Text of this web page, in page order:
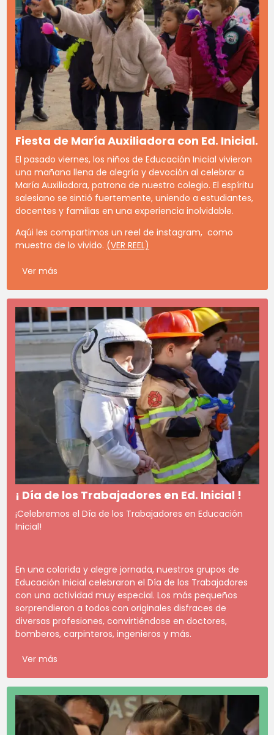
Fiesta de María Auxiliadora con Ed. Inicial.
El pasado viernes, los niños de Educación Inicial vivieron
una mañana llena de alegría y devoción al celebrar a
María Auxiliadora, patrona de nuestro colegio. El espíritu
salesiano se sintió fuertemente, uniendo a estudiantes,
docentes y familias en una experiencia inolvidable.
Aqúi les compartimos un reel de instagram, como
muestra de lo vivido. (VER REEL)
Ver más
¡ Día de los Trabajadores en Ed. Inicial !
¡Celebremos el Día de los Trabajadores en Educación
Inicial!
En una colorida y alegre jornada, nuestros grupos de
Educación Inicial celebraron el Día de los Trabajadores
con una actividad muy especial. Los más pequeños
sorprendieron a todos con originales disfraces de
diversas profesiones, convirtiéndose en doctores,
bomberos, carpinteros, ingenieros y más.
Ver más